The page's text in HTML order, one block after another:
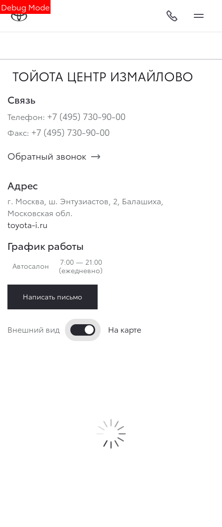
Debug Mode
ТОЙОТА ЦЕНТР ИЗМАЙЛОВО
Адрес
г. Москва, ш. Энтузиастов, 2, Балашиха,
Московская обл.
toyota-i.ru
График работы
Автосалон
7:00 — 21:00
(ежедневно)
Связь
Телефон: +7 (495) 730-90-00
Факс: +7 (495) 730-90-00
Обратный звонок
Написать письмо
Внешний вид На карте